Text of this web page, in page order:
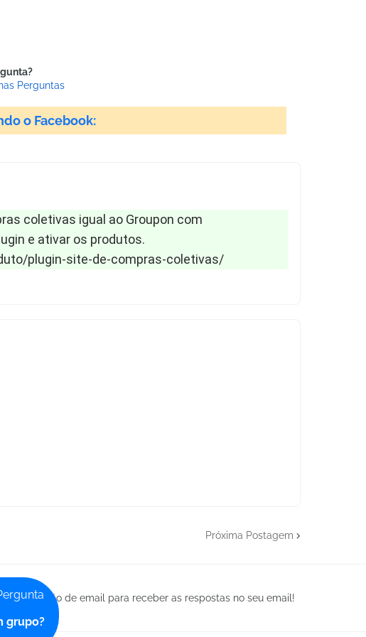
grupo?
Perguntas
o Facebook:
coletivas igual ao Groupon com
e ativar os produtos.
plugin-site-de-compras-coletivas/
Próxima Postagem
notificação de email para receber as respostas no seu email!